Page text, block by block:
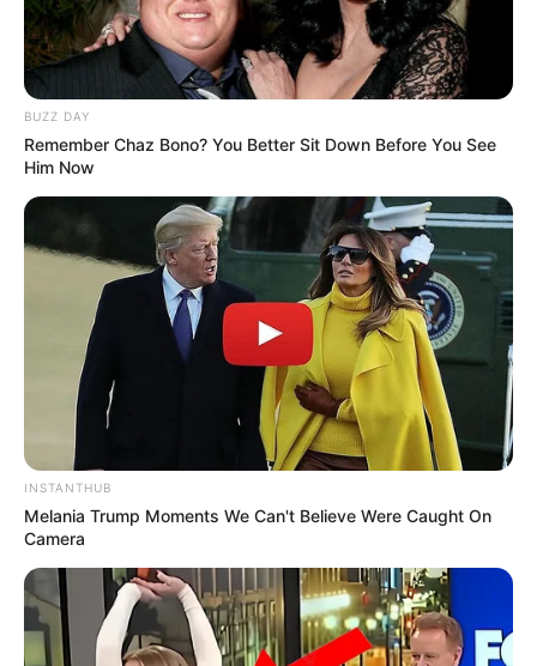
4. Bentor
(foto: okezone)
Bentor merupakan kendaraan tradisional di Indonesia yang aslinya
dari daerah Gorontalo. Memang orang-orang yang memakai
bentor paling mudah ditemukan di daerah Sulawesi Utara.
Kendaraan tradisional yang satu ini bentuknya mirip becak, tapi
memakai motor untuk bagian belakang. Meskipun tradisional, tapi
sekarang sudah banyak bentor modifikasi.
BUZZ DAY
Remember Chaz Bono? You Better Sit Down Before You See
Him Now
INSTANTHUB
Melania Trump Moments We Can't Believe Were Caught On
Camera